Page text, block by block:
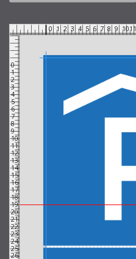
0 1 2 3 4 5 6 7 8 9 1011
0
1
2
3
4
5
6
7
8
9
10
11
12
13
14
15
16
17
18
19
20
21
22
23
24
25
26